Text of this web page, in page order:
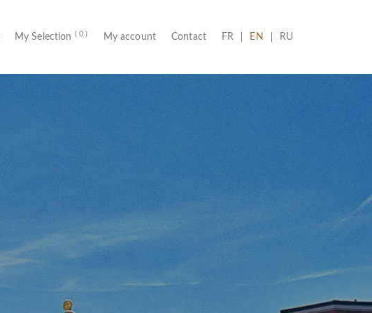
My Selection ( 0 ) My account Contact FR (CURRENT)
EN RU